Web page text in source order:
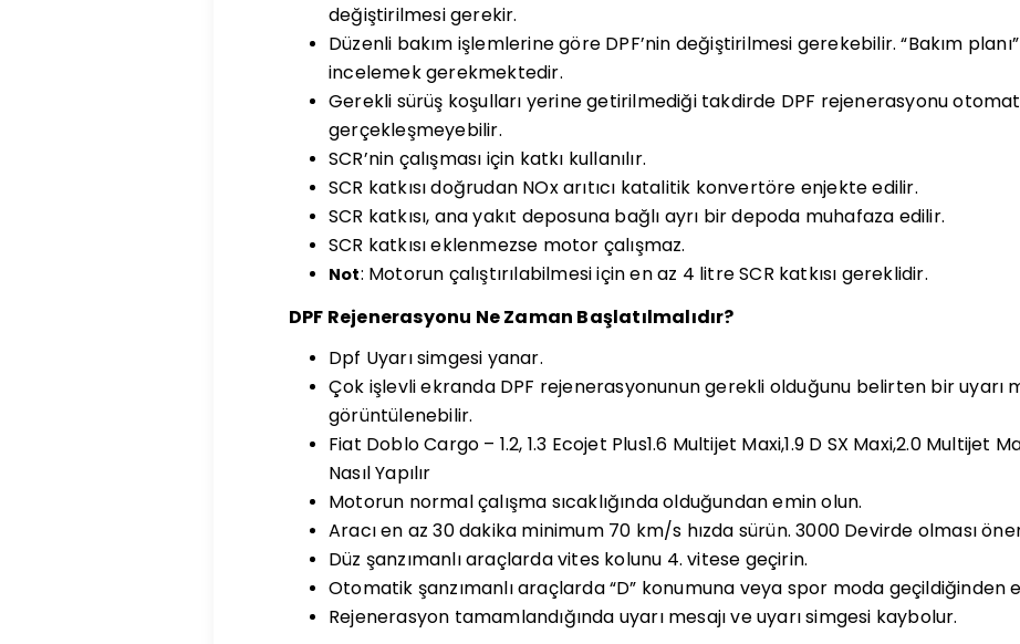
değiştirilmesi gerekir.
Düzenli bakım işlemlerine göre DPF’nin değiştirilmesi gerekebilir. “Bakım
incelemek gerekmektedir.
Gerekli sürüş koşulları yerine getirilmediği takdirde DPF rejenerasyonu
gerçekleşmeyebilir.
SCR’nin çalışması için katkı kullanılır.
SCR katkısı doğrudan NOx arıtıcı katalitik konvertöre enjekte edilir.
SCR katkısı, ana yakıt deposuna bağlı ayrı bir depoda muhafaza edilir.
SCR katkısı eklenmezse motor çalışmaz.
Not: Motorun çalıştırılabilmesi için en az 4 litre SCR katkısı gereklidir.
DPF Rejenerasyonu Ne Zaman Başlatılmalıdır?
Dpf Uyarı simgesi yanar.
Çok işlevli ekranda DPF rejenerasyonunun gerekli olduğunu belirten bir uyarı
görüntülenebilir.
Fiat Doblo Cargo – 1.2, 1.3 Ecojet Plus1.6 Multijet Maxi,1.9 D SX Maxi,2.0 Multijet
Nasıl Yapılır
Motorun normal çalışma sıcaklığında olduğundan emin olun.
Aracı en az 30 dakika minimum 70 km/s hızda sürün. 3000 Devirde olması
Düz şanzımanlı araçlarda vites kolunu 4. vitese geçirin.
Otomatik şanzımanlı araçlarda “D” konumuna veya spor moda geçildiğinden
Rejenerasyon tamamlandığında uyarı mesajı ve uyarı simgesi kaybolur.